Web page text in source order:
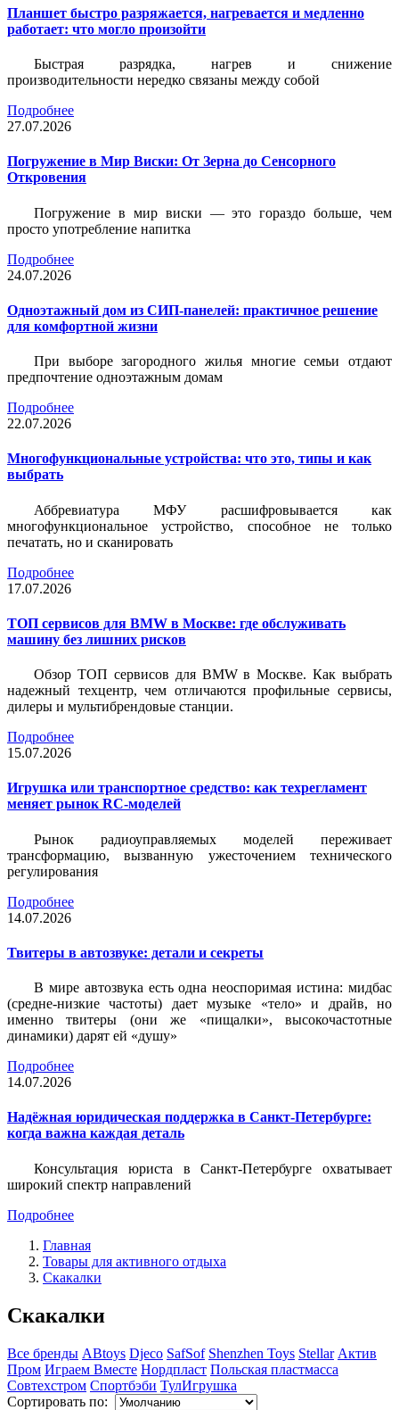
Планшет быстро разряжается, нагревается и медленно
работает: что могло произойти
Быстрая разрядка, нагрев и снижение
производительности нередко связаны между собой
Подробнее
27.07.2026
Погружение в Мир Виски: От Зерна до Сенсорного
Откровения
Погружение в мир виски — это гораздо больше, чем
просто употребление напитка
Подробнее
24.07.2026
Одноэтажный дом из СИП-панелей: практичное решение
для комфортной жизни
При выборе загородного жилья многие семьи отдают
предпочтение одноэтажным домам
Подробнее
22.07.2026
Многофункциональные устройства: что это, типы и как
выбрать
Аббревиатура МФУ расшифровывается как
многофункциональное устройство, способное не только
печатать, но и сканировать
Подробнее
17.07.2026
ТОП сервисов для BMW в Москве: где обслуживать
машину без лишних рисков
Обзор ТОП сервисов для BMW в Москве. Как выбрать
надежный техцентр, чем отличаются профильные сервисы,
дилеры и мультибрендовые станции.
Подробнее
15.07.2026
Игрушка или транспортное средство: как техрегламент
меняет рынок RC-моделей
Рынок радиоуправляемых моделей переживает
трансформацию, вызванную ужесточением технического
регулирования
Подробнее
14.07.2026
Твитеры в автозвуке: детали и секреты
В мире автозвука есть одна неоспоримая истина: мидбас
(средне-низкие частоты) дает музыке «тело» и драйв, но
именно твитеры (они же «пищалки», высокочастотные
динамики) дарят ей «душу»
Подробнее
14.07.2026
Надёжная юридическая поддержка в Санкт-Петербурге:
когда важна каждая деталь
Консультация юриста в Санкт-Петербурге охватывает
широкий спектр направлений
Подробнее
Главная
Товары для активного отдыха
Скакалки
Скакалки
Все бренды ABtoys Djeco SafSof Shenzhen Toys Stellar Актив
Пром Играем Вместе Нордпласт Польская пластмасса
Совтехстром Спортбэби ТулИгрушка
Сортировать по: